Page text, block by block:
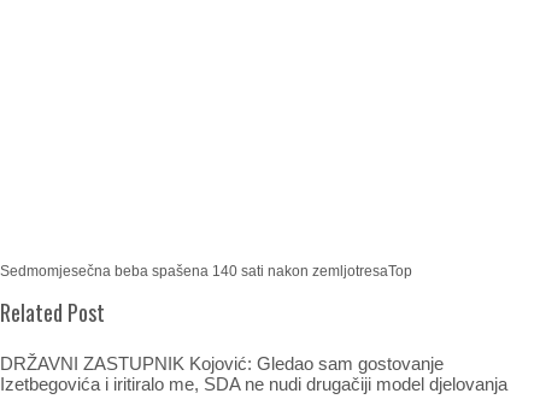
Sedmomjesečna beba spašena 140 sati nakon zemljotresaTop
Related Post
DRŽAVNI ZASTUPNIK Kojović: Gledao sam gostovanje
Izetbegovića i iritiralo me, SDA ne nudi drugačiji model djelovanja